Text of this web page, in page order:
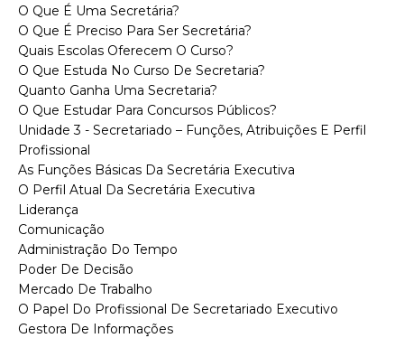
O Que É Uma Secretária?
O Que É Preciso Para Ser Secretária?
Quais Escolas Oferecem O Curso?
O Que Estuda No Curso De Secretaria?
Quanto Ganha Uma Secretaria?
O Que Estudar Para Concursos Públicos?
Unidade 3 - Secretariado – Funções, Atribuições E Perfil
Profissional
As Funções Básicas Da Secretária Executiva
O Perfil Atual Da Secretária Executiva
Liderança
Comunicação
Administração Do Tempo
Poder De Decisão
Mercado De Trabalho
O Papel Do Profissional De Secretariado Executivo
Gestora De Informações